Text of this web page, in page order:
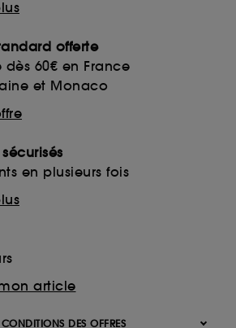
offerte
60€ en France
et Monaco
en plusieurs fois
article
DES OFFRES